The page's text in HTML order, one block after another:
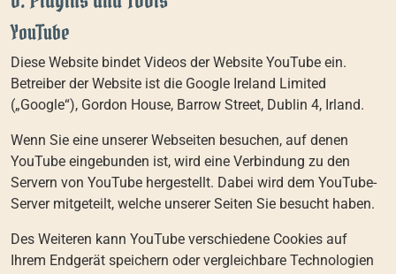
YouTube
Diese Website bindet Videos der Website YouTube ein.
Betreiber der Website ist die Google Ireland Limited
(„Google“), Gordon House, Barrow Street, Dublin 4, Irland.
Wenn Sie eine unserer Webseiten besuchen, auf denen
YouTube eingebunden ist, wird eine Verbindung zu den
Servern von YouTube hergestellt. Dabei wird dem YouTube-
Server mitgeteilt, welche unserer Seiten Sie besucht haben.
Des Weiteren kann YouTube verschiedene Cookies auf
Ihrem Endgerät speichern oder vergleichbare Technologien